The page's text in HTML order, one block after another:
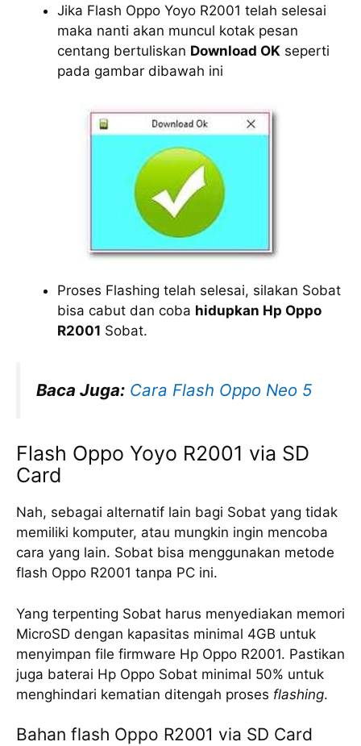
Jika Flash Oppo Yoyo R2001 telah selesai
maka nanti akan muncul kotak pesan
centang bertuliskan Download OK seperti
pada gambar dibawah ini
Proses Flashing telah selesai, silakan Sobat
bisa cabut dan coba hidupkan Hp Oppo
R2001 Sobat.
Baca Juga: Cara Flash Oppo Neo 5
Flash Oppo Yoyo R2001 via SD
Card
Nah, sebagai alternatif lain bagi Sobat yang tidak
memiliki komputer, atau mungkin ingin mencoba
cara yang lain. Sobat bisa menggunakan metode
flash Oppo R2001 tanpa PC ini.
Yang terpenting Sobat harus menyediakan memori
MicroSD dengan kapasitas minimal 4GB untuk
menyimpan file firmware Hp Oppo R2001. Pastikan
juga baterai Hp Oppo Sobat minimal 50% untuk
menghindari kematian ditengah proses flashing.
Bahan flash Oppo R2001 via SD Card